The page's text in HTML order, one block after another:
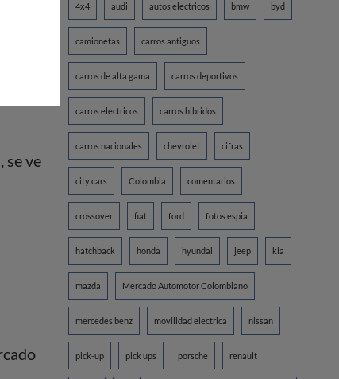
se ve
4x4 audi autos electricos bmw byd
camionetas carros antiguos
carros de alta gama carros deportivos
carros electricos carros hibridos
carros nacionales chevrolet cifras
city cars Colombia comentarios
crossover fiat ford fotos espia
hatchback honda hyundai jeep kia
mazda Mercado Automotor Colombiano
mercedes benz movilidad electrica nissan
pick-up pick ups porsche renault